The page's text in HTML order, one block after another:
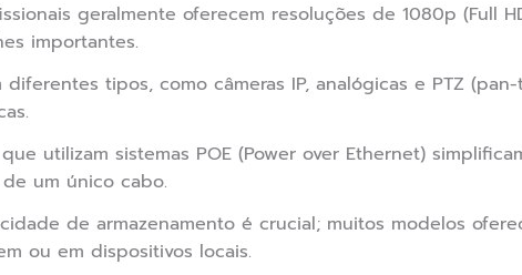
geralmente oferecem resoluções de 1080p (Full
importantes.
diferentes tipos, como câmeras IP, analógicas e PTZ
utilizam sistemas POE (Power over Ethernet)
um único cabo.
de armazenamento é crucial; muitos modelos
ou em dispositivos locais.